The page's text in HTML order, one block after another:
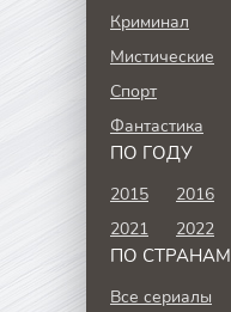
Криминал
Мистические
Спорт
Фантастика
ПО ГОДУ
2015 2016
2021
2022
ПО СТРАНАМ
Все сериалы